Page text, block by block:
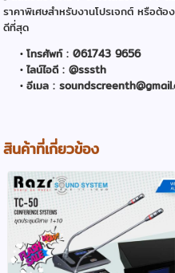
ราคาพิเศษสำหรับงานโปรเจกต์ หรือต้อ
ดีที่สุด
โทรศัพท์ : 061743 9656
ไลน์ไอดี : @sssth
อีเมล :
สินค้าที่เกี่ยวข้อง